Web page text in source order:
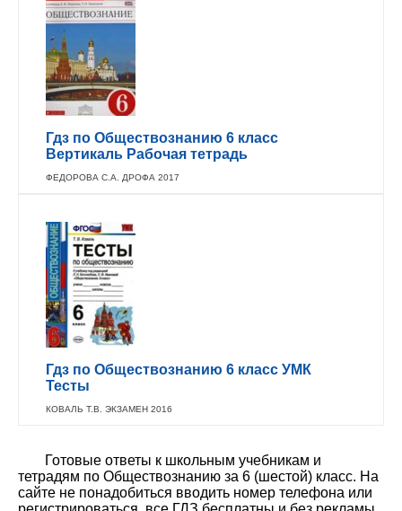
Гдз по Обществознанию 6 класс
Вертикаль Рабочая тетрадь
ФЕДОРОВА С.А. ДРОФА 2017
Гдз по Обществознанию 6 класс УМК
Тесты
КОВАЛЬ Т.В. ЭКЗАМЕН 2016
Готовые ответы к школьным учебникам и
тетрадям по Обществознанию за 6 (шестой) класс. На
сайте не понадобиться вводить номер телефона или